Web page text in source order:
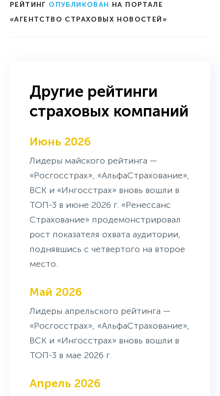
РЕЙТИНГ ОПУБЛИКОВАН НА ПОРТАЛЕ
«АГЕНТСТВО СТРАХОВЫХ НОВОСТЕЙ»
Другие рейтинги
страховых компаний
Июнь 2026
Лидеры майского рейтинга —
«Росгосстрах», «АльфаСтрахование»,
ВСК и «Ингосстрах» вновь вошли в
ТОП-3 в июне 2026 г. «Ренессанс
Страхование» продемонстрировал
рост показателя охвата аудитории,
поднявшись с четвертого на второе
место.
Май 2026
Лидеры апрельского рейтинга —
«Росгосстрах», «АльфаСтрахование»,
ВСК и «Ингосстрах» вновь вошли в
ТОП-3 в мае 2026 г.
Апрель 2026